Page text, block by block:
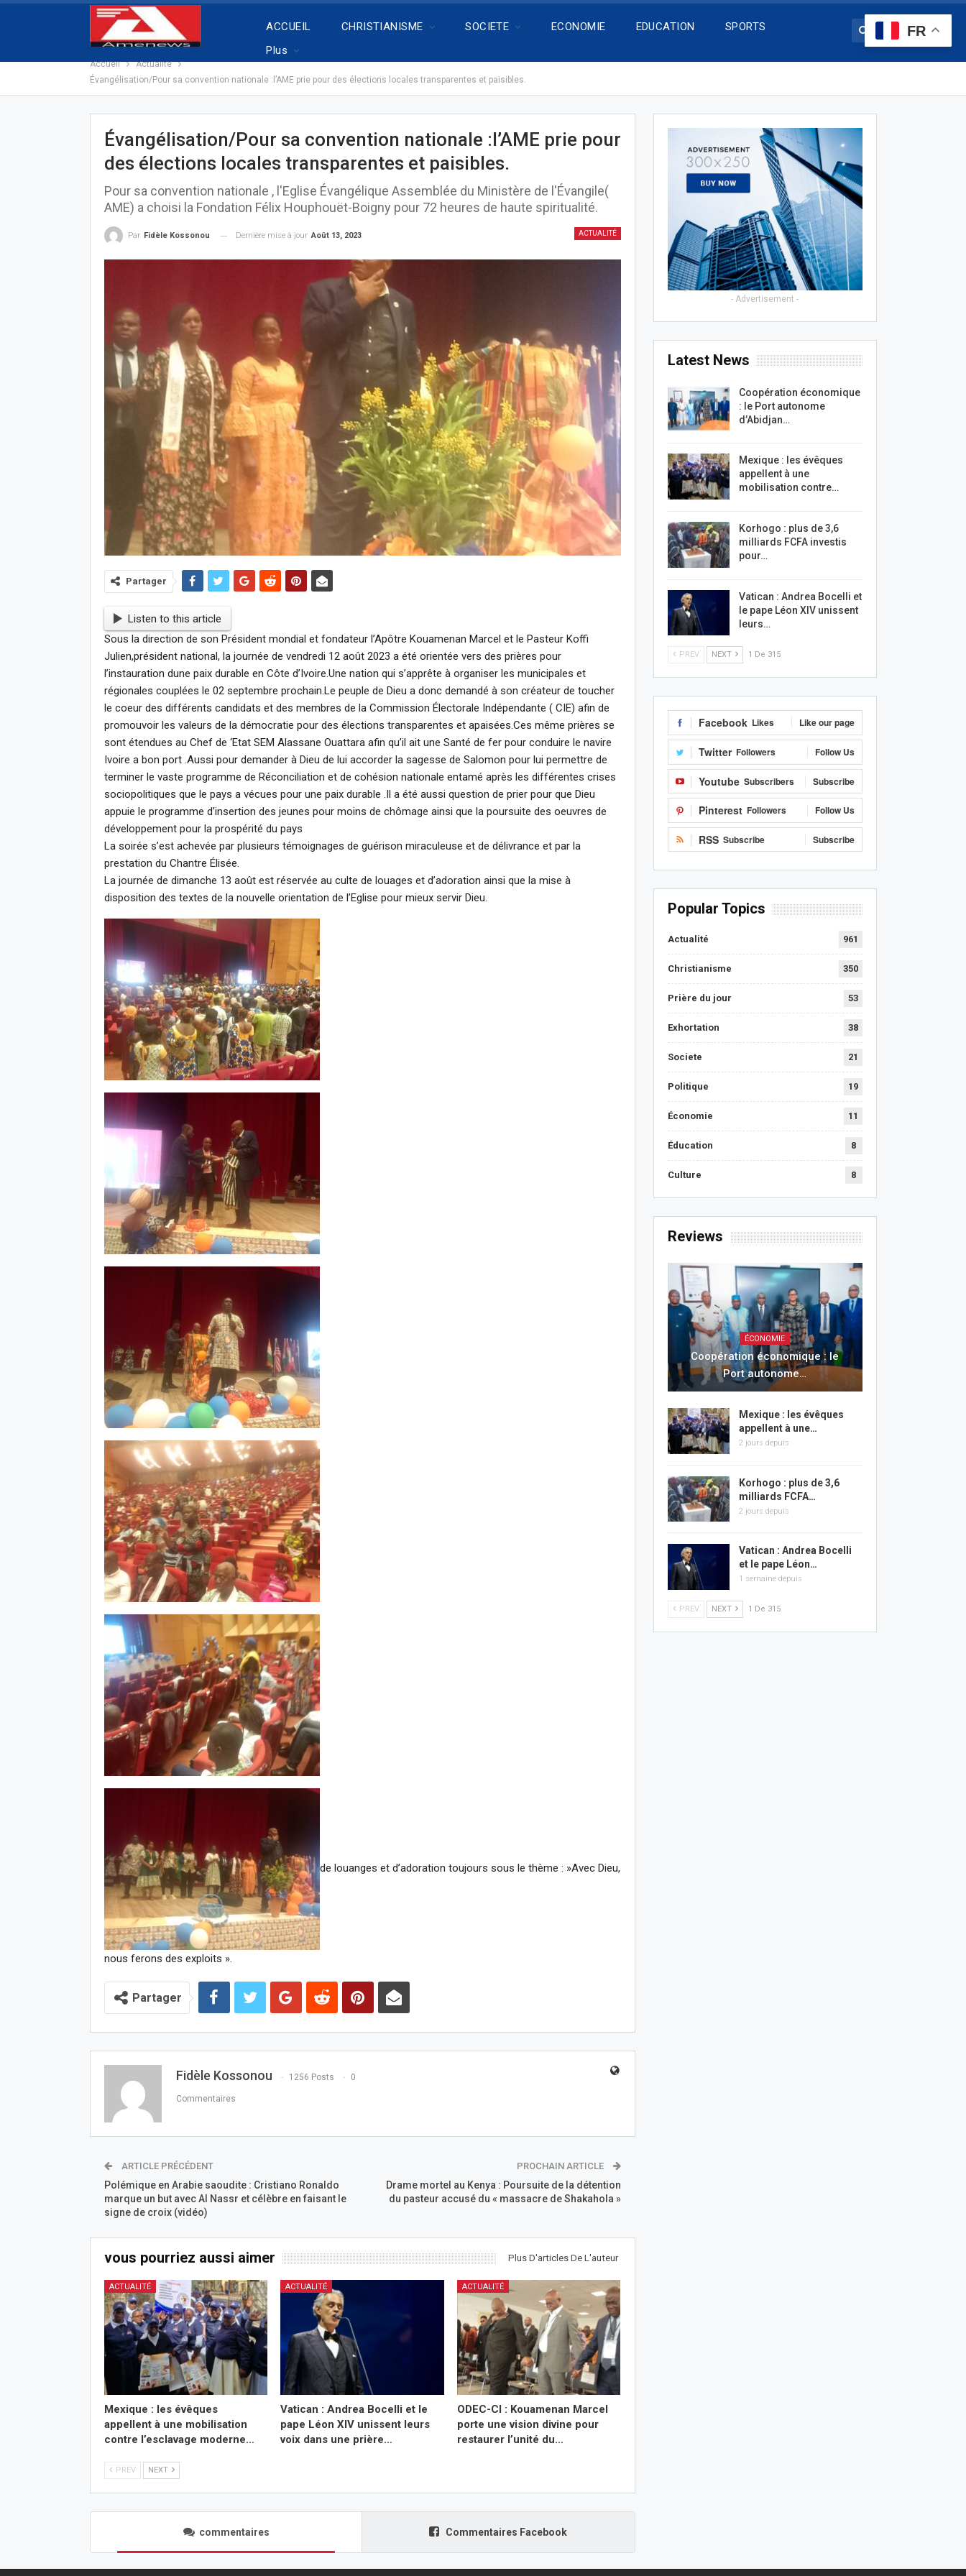
ACCUEIL CHRISTIANISME SOCIETE ECONOMIE EDUCATION
SPORTS
Plus
Accueil
Actualité
Évangélisation/Pour sa convention nationale :l’AME prie pour des élections locales transparentes et paisibles.
Évangélisation/Pour sa convention nationale :l’AME prie pour
des élections locales transparentes et paisibles.
Pour sa convention nationale , l'Eglise Évangélique Assemblée du Ministère de l'Évangile(
AME) a choisi la Fondation Félix Houphouët-Boigny pour 72 heures de haute spiritualité.
ACTUALITÉ
Par Fidèle Kossonou Dernière mise à jour Août 13, 2023
Partager
Listen to this article
Sous la direction de son Président mondial et fondateur l’Apôtre Kouamenan Marcel et le Pasteur Koffi
Julien,président national, la journée de vendredi 12 août 2023 a été orientée vers des prières pour
l’instauration dune paix durable en Côte d’Ivoire.Une nation qui s’apprête à organiser les municipales et
régionales couplées le 02 septembre prochain.Le peuple de Dieu a donc demandé à son créateur de toucher
le coeur des différents candidats et des membres de la Commission Électorale Indépendante ( CIE) afin de
promouvoir les valeurs de la démocratie pour des élections transparentes et apaisées.Ces même prières se
sont étendues au Chef de ‘Etat SEM Alassane Ouattara afin qu’il ait une Santé de fer pour conduire le navire
Ivoire a bon port .Aussi pour demander à Dieu de lui accorder la sagesse de Salomon pour lui permettre de
terminer le vaste programme de Réconciliation et de cohésion nationale entamé après les différentes crises
sociopolitiques que le pays a vécues pour une paix durable .Il a été aussi question de prier pour que Dieu
appuie le programme d’insertion des jeunes pour moins de chômage ainsi que la poursuite des oeuvres de
développement pour la prospérité du pays
La soirée s’est achevée par plusieurs témoignages de guérison miraculeuse et de délivrance et par la
prestation du Chantre Élisée.
La journée de dimanche 13 août est réservée au culte de louages et d’adoration ainsi que la mise à
disposition des textes de la nouvelle orientation de l’Eglise pour mieux servir Dieu.
de louanges et d’adoration toujours sous le thème : »Avec Dieu,
nous ferons des exploits ».
Partager
Fidèle Kossonou 1256 Posts 0
Commentaires
ARTICLE PRÉCÉDENT
Polémique en Arabie saoudite : Cristiano Ronaldo
marque un but avec Al Nassr et célèbre en faisant le
signe de croix (vidéo)
PROCHAIN ARTICLE
Drame mortel au Kenya : Poursuite de la détention
du pasteur accusé du « massacre de Shakahola »
vous pourriez aussi aimer Plus D'articles De L'auteur
ACTUALITÉ
Mexique : les évêques
appellent à une mobilisation
contre l’esclavage moderne…
ACTUALITÉ
Vatican : Andrea Bocelli et le
pape Léon XIV unissent leurs
voix dans une prière…
ACTUALITÉ
ODEC-CI : Kouamenan Marcel
porte une vision divine pour
restaurer l’unité du…
PREV NEXT
commentaires Commentaires Facebook
- Advertisement -
Latest News
Coopération économique
: le Port autonome
d’Abidjan…
Mexique : les évêques
appellent à une
mobilisation contre…
Korhogo : plus de 3,6
milliards FCFA investis
pour…
Vatican : Andrea Bocelli et
le pape Léon XIV unissent
leurs…
PREV NEXT 1 De 315
Facebook Likes Like our page
Twitter Followers Follow Us
Youtube Subscribers Subscribe
Pinterest Followers Follow Us
RSS Subscribe Subscribe
Popular Topics
Actualité 961
Christianisme 350
Prière du jour 53
Exhortation 38
Societe 21
Politique 19
Économie 11
Éducation 8
Culture 8
Reviews
ÉCONOMIE
Coopération économique : le
Port autonome…
Mexique : les évêques
appellent à une…
2 jours depuis
Korhogo : plus de 3,6
milliards FCFA…
2 jours depuis
Vatican : Andrea Bocelli
et le pape Léon…
1 semaine depuis
PREV NEXT 1 De 315
FR